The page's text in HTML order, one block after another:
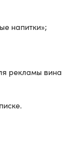
напитки»;
рекламы вина